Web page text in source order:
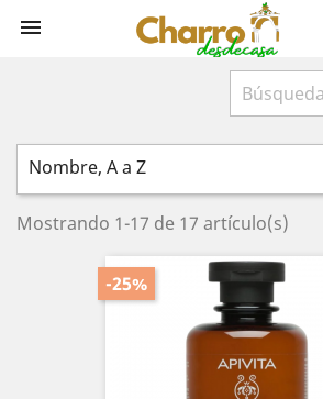

Nombre, A a Z
Mostrando 1-17 de 17 artículo(s)
-25%